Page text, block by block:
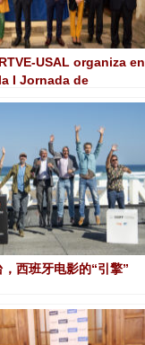
USAL organiza en
I Jornada de
西班牙电影的“引擎”